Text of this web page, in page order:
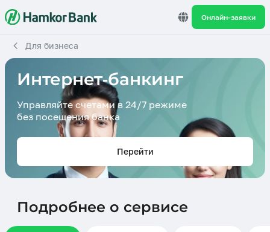
Онлайн-заявки
Для бизнеса
Интернет-банкинг
Управляйте счетами в 24/7 режиме
без посещения банка
Перейти
Подробнее о сервисе